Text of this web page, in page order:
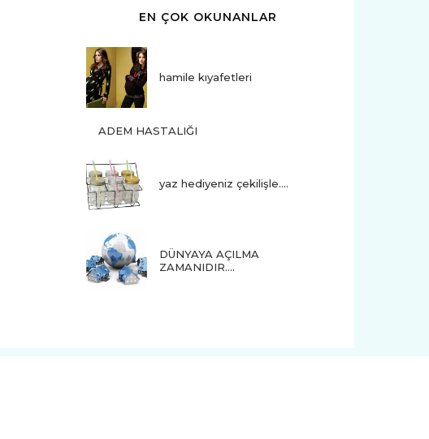
EN ÇOK OKUNANLAR
hamile kıyafetleri
ADEM HASTALIĞI
yaz hediyeniz çekilişle....
DÜNYAYA AÇILMA
ZAMANIDIR….